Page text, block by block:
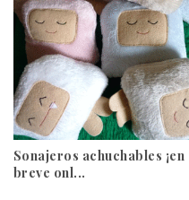
Sonajeros achuchables ¡en
breve onl...